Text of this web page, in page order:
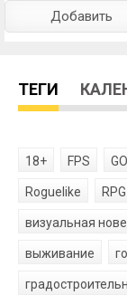
ТЕГИ
18+ FPS
Roguelike RPG
визуальная
выживание